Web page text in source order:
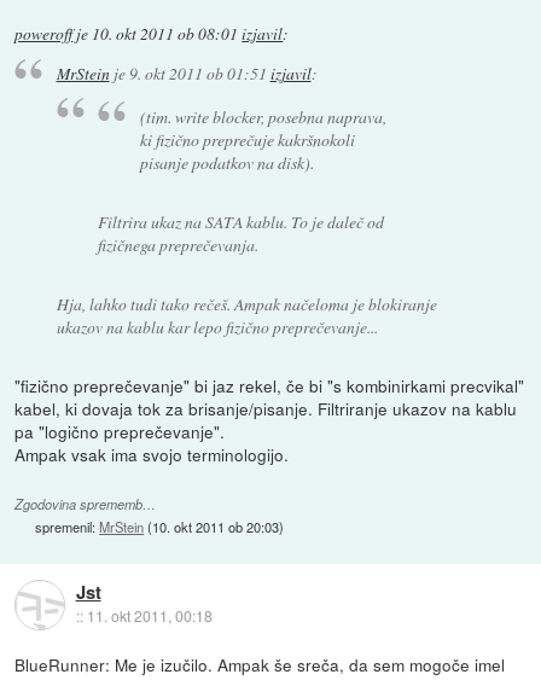
poweroffje 10. okt 2011 ob 08:01 izjavil:
MrSteinje9. okt 2011 ob 01:51 izjavil:
(tim. write blocker, posebna naprava,
ki fizično preprečuje kakršnokoli
pisanje podatkov na disk).
Filtrira ukaz na SATA kablu. To je daleč od
fizičnega preprečevanja.
Hja, lahko tudi tako rečeš. Ampak načeloma je blokiranje
ukazov na kablu kar lepo fizično preprečevanje...
"fizično preprečevanje" bi jaz rekel, če bi "s kombinirkami precvikal"
kabel, ki dovaja tok za brisanje/pisanje. Filtriranje ukazov na kablu
pa "logično preprečevanje".
Ampak vsak ima svojo terminologijo.
Zgodovina sprememb…
spremenil:MrStein(10. okt 2011 ob 20:03)
Jst
:: 11. okt 2011, 00:18
BlueRunner: Me je izučilo. Ampak še sreča, da sem mogoče imel